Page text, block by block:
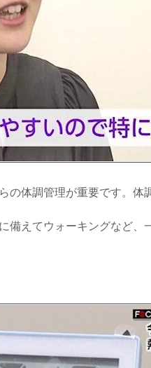
の体調管理が重要です。
備えてウォーキングなど